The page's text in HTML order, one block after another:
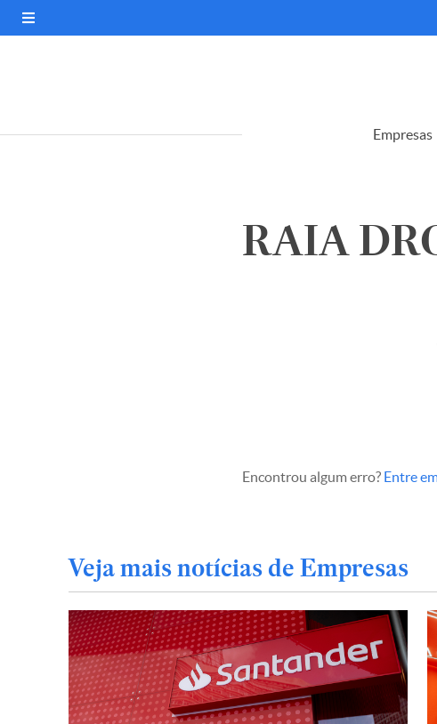
Empresas
RAIA
Encontrou algum erro? Entre
Veja mais notícias de Empresas